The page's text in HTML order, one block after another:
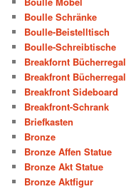
Boulle Schränke
Boulle-Beistelltisch
Boulle-Schreibtische
Breakfornt Bücherregal
Breakfront Bücherregal
Breakfront Sideboard
Breakfront-Schrank
Briefkasten
Bronze
Bronze Affen Statue
Bronze Akt Statue
Bronze Aktfigur